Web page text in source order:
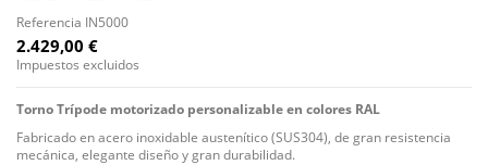
Referencia IN5000
2.429,00 €
Impuestos excluidos
Torno Trípode motorizado personalizable en colores RAL
Fabricado en acero inoxidable austenítico (SUS304), de gran resistencia
mecánica, elegante diseño y gran durabilidad.